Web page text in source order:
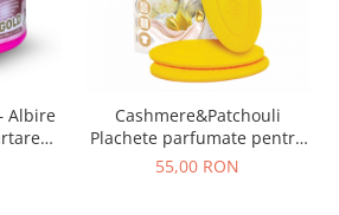
Albire
g
Cashmere&Patchouli
Plachete parfumate pentru
uscatorul de rufe Ylang
55,00 RON